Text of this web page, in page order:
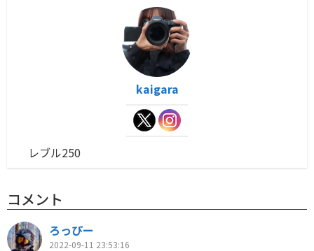
kaigara
レブル250
コメント
ろっぴー
2022-09-11 23:53:16